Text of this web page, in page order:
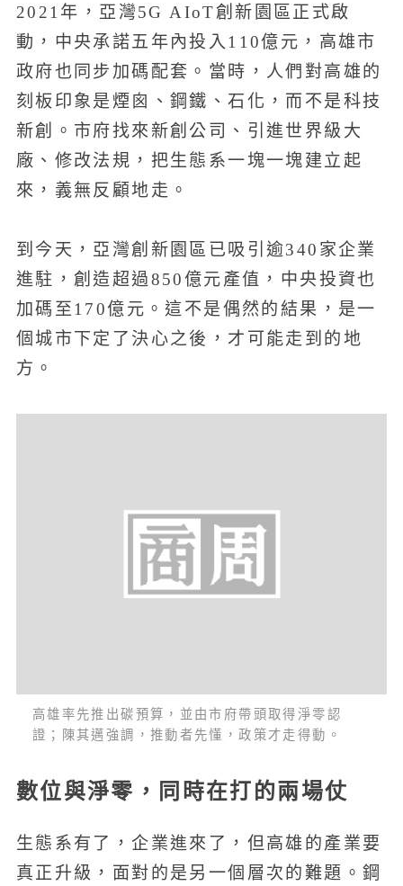
2021年，亞灣5G AIoT創新園區正式啟
動，中央承諾五年內投入110億元，高雄市
政府也同步加碼配套。當時，人們對高雄的
刻板印象是煙囪、鋼鐵、石化，而不是科技
新創。市府找來新創公司、引進世界級大
廠、修改法規，把生態系一塊一塊建立起
來，義無反顧地走。
到今天，亞灣創新園區已吸引逾340家企業
進駐，創造超過850億元產值，中央投資也
加碼至170億元。這不是偶然的結果，是一
個城市下定了決心之後，才可能走到的地
方。
高雄率先推出碳預算，並由市府帶頭取得淨零認
證；陳其邁強調，推動者先懂，政策才走得動。
數位與淨零，同時在打的兩場仗
生態系有了，企業進來了，但高雄的產業要
真正升級，面對的是另一個層次的難題。鋼